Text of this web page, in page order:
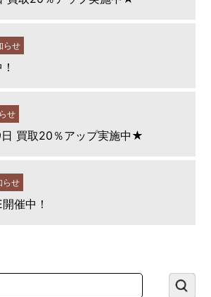
らせ
せ
買取20％アップ実施中★
らせ
催中！